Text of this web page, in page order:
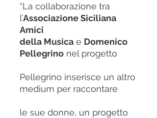
“La collaborazione tra
l’Associazione Siciliana
Amici
della Musica e Domenico
Pellegrino nel progetto
Pellegrino inserisce un altro
medium per raccontare
le sue donne, un progetto